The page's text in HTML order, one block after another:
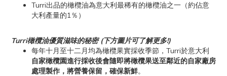
Turri出品的橄欖油為意大利最稀有的橄欖油之一（約佔意
大利產量的1％）
Turri橄欖油優質滋味的秘密 (下方圖片可了解更多!)
每年十月至十二月均為橄欖果實採收季節，Turri於意大利
自家橄欖園進行採收後會隨即將橄欖果送至鄰近的自家廠房
處理製作，將營養保留，確保新鮮。